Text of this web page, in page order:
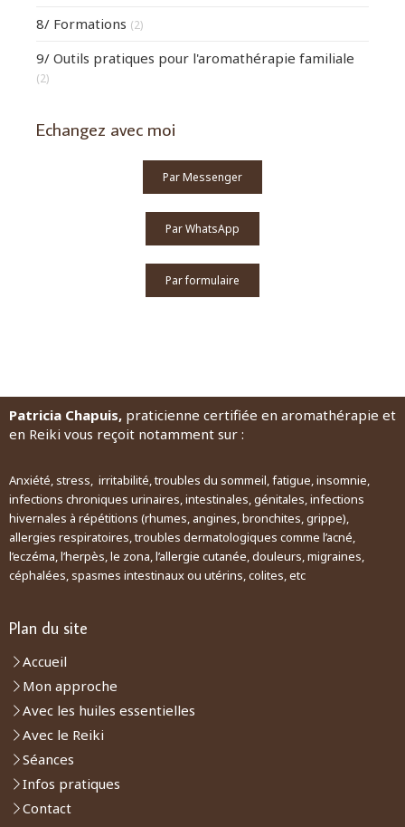
8/ Formations (2)
9/ Outils pratiques pour l'aromathérapie familiale
(2)
Echangez avec moi
Par Messenger
Par WhatsApp
Par formulaire
Patricia Chapuis, praticienne certifiée en aromathérapie et
en Reiki vous reçoit notamment sur :
Anxiété, stress, irritabilité, troubles du sommeil, fatigue, insomnie,
infections chroniques urinaires, intestinales, génitales, infections
hivernales à répétitions (rhumes, angines, bronchites, grippe),
allergies respiratoires, troubles dermatologiques comme l’acné,
l’eczéma, l’herpès, le zona, l’allergie cutanée, douleurs, migraines,
céphalées, spasmes intestinaux ou utérins, colites, etc
Plan du site
Accueil
Mon approche
Avec les huiles essentielles
Avec le Reiki
Séances
Infos pratiques
Contact